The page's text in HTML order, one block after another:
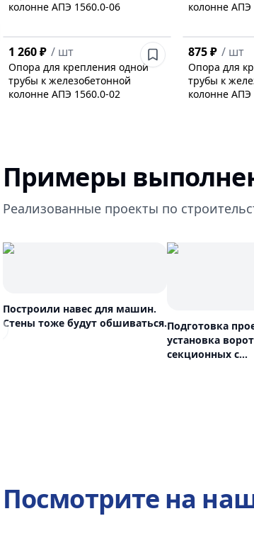
колонне АПЭ 1560.0-06
колонне АПЭ
1 260 ₽ / шт
Опора для крепления одной
трубы к железобетонной
колонне АПЭ 1560.0-02
875 ₽ / шт
Опора для
трубы к
колонне АПЭ
Примеры
Реализованные проекты по
Построили навес для машин.
Стены тоже будут обшиваться.Подготовка
установка
секционных с
Посмотрите на